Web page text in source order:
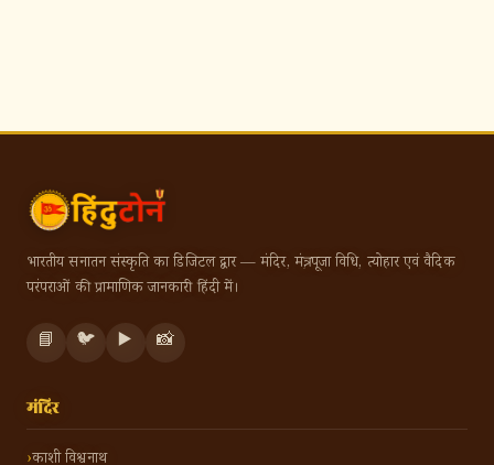
भारतीय सनातन संस्कृति का डिजिटल द्वार — मंदिर, मंत्र, पूजा विधि, त्योहार एवं वैदिक
परंपराओं की प्रामाणिक जानकारी हिंदी में।
📘 🐦 ▶️ 📸
मंदिर
काशी विश्वनाथ